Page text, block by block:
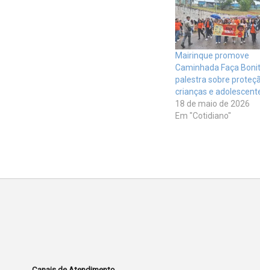
Mairinque promove
Caminhada Faça
palestra sobre
crianças e
18 de maio de 2026
Em "Cotidiano"